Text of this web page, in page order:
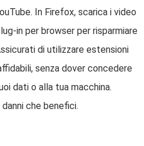
In Firefox, scarica i video
in per browser per risparmiare
di utilizzare estensioni
senza dover concedere
dati o alla tua macchina.
che benefici.